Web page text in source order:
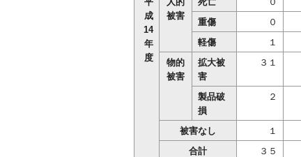
成
14
年
度
被害
重傷
０
軽傷
１
物的
被害
拡大被
害
３１
製品破
損
２
被害なし １
合計
３５